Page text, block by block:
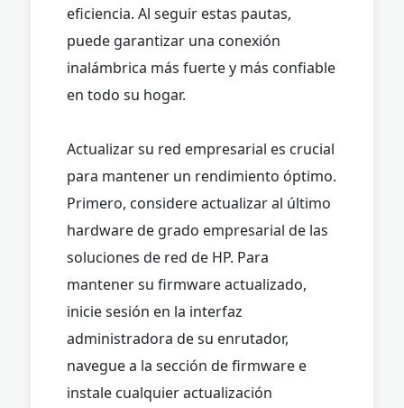
eficiencia. Al seguir estas pautas,
puede garantizar una conexión
inalámbrica más fuerte y más confiable
en todo su hogar.
Actualizar su red empresarial es crucial
para mantener un rendimiento óptimo.
Primero, considere actualizar al último
hardware de grado empresarial de las
soluciones de red de HP. Para
mantener su firmware actualizado,
inicie sesión en la interfaz
administradora de su enrutador,
navegue a la sección de firmware e
instale cualquier actualización